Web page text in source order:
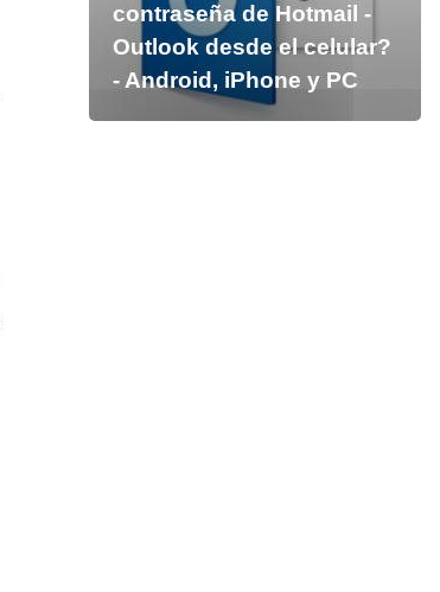
contraseña de Hotmail -
Outlook desde el celular?
- Android, iPhone y PC